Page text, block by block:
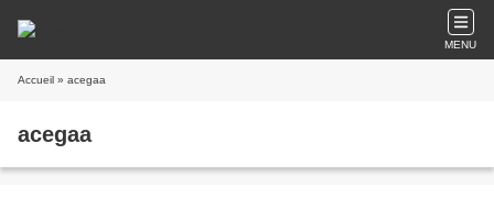
MENU
Accueil » acegaa
acegaa